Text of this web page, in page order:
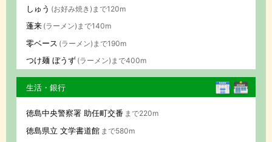
しゅう (お好み焼き)まで120m
蓬来 (ラーメン)まで140m
零ベース (ラーメン)まで190m
つけ麺 ぼうず (ラーメン)まで400m
生活・銀行
徳島中央警察署 助任町交番 まで220m
徳島県立 文学書道館 まで580m